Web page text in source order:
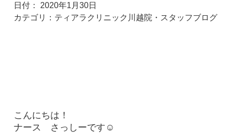
日付：
2020年1月30日
カテゴリ： ティアラクリニック川越院・スタッフブログ
こんにちは！
ナース さっしーです☺